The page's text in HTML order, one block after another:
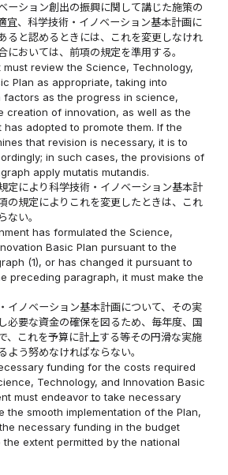
ーション創出の振興に関して講じた施策の
宜、科学技術・イノベーション基本計画に
ると認めるときには、これを変更しなけれ
においては、前項の規定を準用する。
must review the Science, Technology,
Plan as appropriate, taking into
as the progress in science,
creation of innovation, as well as the
adopted to promote them. If the
that revision is necessary, it is to
in such cases, the provisions of
apply mutatis mutandis.
定により科学技術・イノベーション基本計
の規定によりこれを変更したときは、これ
ない。
has formulated the Science,
Basic Plan pursuant to the
(1), or has changed it pursuant to
preceding paragraph, it must make the
イノベーション基本計画について、その実
必要な資金の確保を図るため、毎年度、国
、これを予算に計上する等その円滑な実施
よう努めなければならない。
funding for the costs required
Technology, and Innovation Basic
must endeavor to take necessary
the smooth implementation of the Plan,
necessary funding in the budget
extent permitted by the national